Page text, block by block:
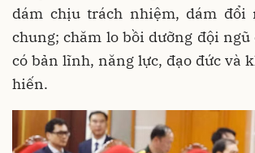
dám chịu trách nhiệm, dám
chung; chăm lo bồi dưỡng đội ngũ
có bản lĩnh, năng lực, đạo đức và
hiến.